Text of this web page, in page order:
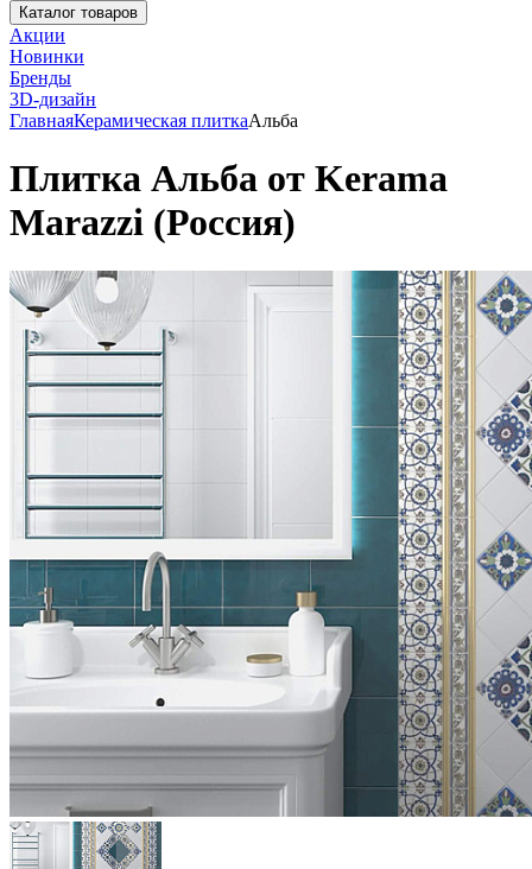
Каталог товаров
Акции
Новинки
Бренды
3D-дизайн
ГлавнаяКерамическая плиткаАльба
Плитка Альба от Kerama
Marazzi (Россия)